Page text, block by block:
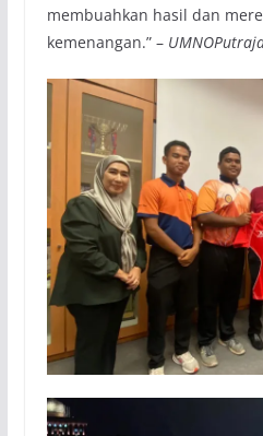
membuahkan hasil dan
kemenangan.” –